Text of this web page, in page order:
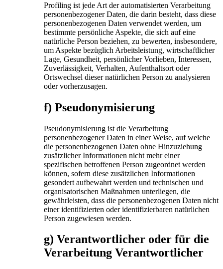
Profiling ist jede Art der automatisierten Verarbeitung
personenbezogener Daten, die darin besteht, dass diese
personenbezogenen Daten verwendet werden, um
bestimmte persönliche Aspekte, die sich auf eine
natürliche Person beziehen, zu bewerten, insbesondere,
um Aspekte bezüglich Arbeitsleistung, wirtschaftlicher
Lage, Gesundheit, persönlicher Vorlieben, Interessen,
Zuverlässigkeit, Verhalten, Aufenthaltsort oder
Ortswechsel dieser natürlichen Person zu analysieren
oder vorherzusagen.
f) Pseudonymisierung
Pseudonymisierung ist die Verarbeitung
personenbezogener Daten in einer Weise, auf welche
die personenbezogenen Daten ohne Hinzuziehung
zusätzlicher Informationen nicht mehr einer
spezifischen betroffenen Person zugeordnet werden
können, sofern diese zusätzlichen Informationen
gesondert aufbewahrt werden und technischen und
organisatorischen Maßnahmen unterliegen, die
gewährleisten, dass die personenbezogenen Daten nicht
einer identifizierten oder identifizierbaren natürlichen
Person zugewiesen werden.
g) Verantwortlicher oder für die
Verarbeitung Verantwortlicher